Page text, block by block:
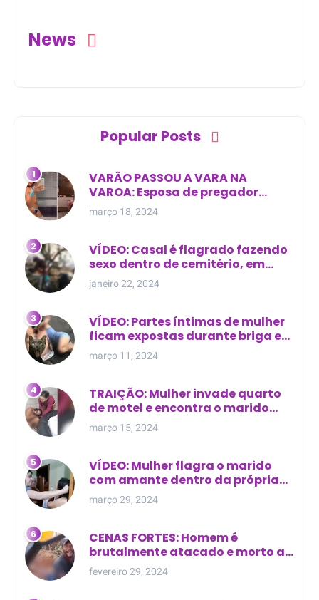
News
Popular Posts
VARÃO PASSOU A VARA NA
VAROA: Esposa de pregador
evangélico descobre
relacionamento extra-conjugal
março 18, 2024
VÍDEO: Casal é flagrado fazendo
sexo dentro de cemitério, em
cima de túmulo no Maranhão
janeiro 22, 2024
VÍDEO: Partes íntimas de mulher
ficam expostas durante briga em
Manaus
março 11, 2024
TRAIÇÃO: Mulher invade quarto
de motel e encontra o marido
com outra na cama
março 15, 2024
VÍDEO: Mulher flagra o marido
com amante dentro da própria
residência
março 29, 2024
CENAS FORTES: Homem é
brutalmente atacado e morto a
golpes de facão em joão lisboa
fevereiro 29, 2024